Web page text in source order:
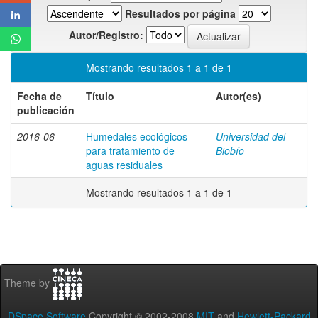
Resultados por página
Autor/Registro:
Mostrando resultados 1 a 1 de 1
Fecha de
publicación
Título Autor(es)
2016-06
Humedales ecológicos
para tratamiento de
aguas residuales
Universidad del
Biobío
Mostrando resultados 1 a 1 de 1
Theme by